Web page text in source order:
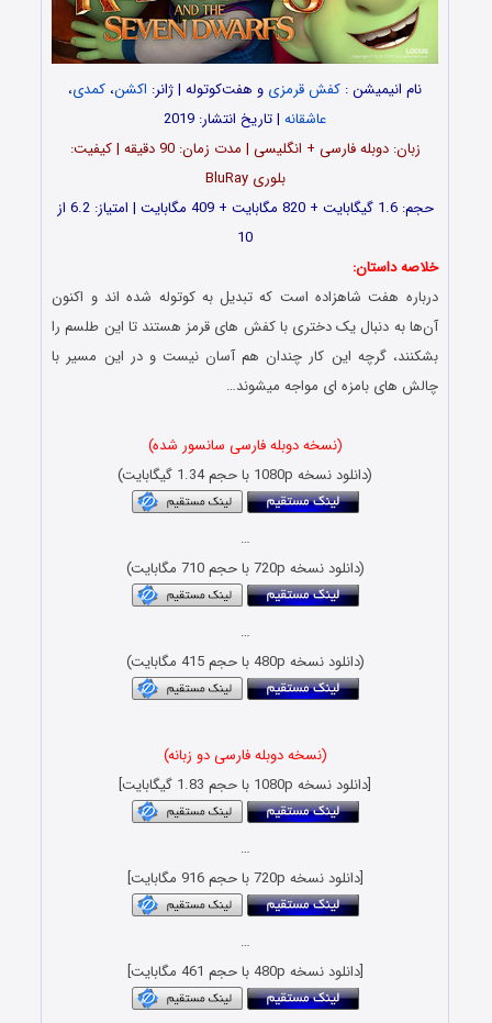
نام انیمیشن : کفش قرمزی و هفت‌کوتوله | ژانر: اکشن، کمدی،
عاشقانه | تاریخ انتشار: 2019
زبان: دوبله فارسی + انگلیسی | مدت زمان: 90 دقیقه | کیفیت:
بلوری BluRay
حجم: 1.6 گیگابایت + 820 مگابایت + 409 مگابایت | امتیاز: 6.2 از
10
خلاصه داستان:
درباره هفت شاهزاده‌ است که تبدیل به کوتوله شده اند‌ و اکنون
آن‌ها به دنبال یک دختری با کفش های قرمز هستند تا این طلسم را
بشکنند، گرچه این کار چندان هم آسان نیست و در این مسیر با
چالش های بامزه ای مواجه میشوند…
(نسخه دوبله فارسی سانسور شده)
(دانلود نسخه 1080p با حجم 1.34 گیگابایت)
…
(دانلود نسخه 720p با حجم 710 مگابایت)
…
(دانلود نسخه 480p با حجم 415 مگابایت)
(نسخه دوبله فارسی دو زبانه)
[دانلود نسخه 1080p با حجم 1.83 گیگابایت]
…
[دانلود نسخه 720p با حجم 916 مگابایت]
…
[دانلود نسخه 480p با حجم 461 مگابایت]